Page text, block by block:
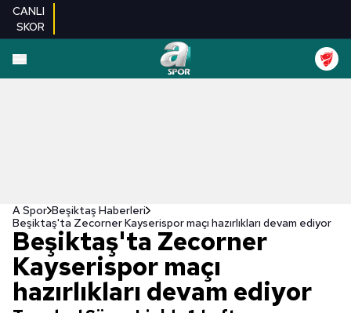
CANLI
SKOR
A Spor Beşiktaş Haberleri
Beşiktaş'ta Zecorner Kayserispor maçı hazırlıkları devam ediyor
Beşiktaş'ta Zecorner
Kayserispor maçı
hazırlıkları devam ediyor